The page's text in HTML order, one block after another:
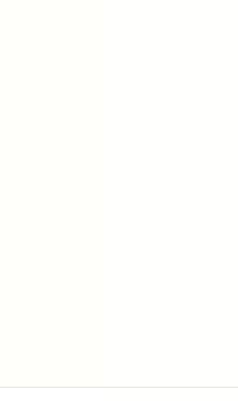
キャッチー 月